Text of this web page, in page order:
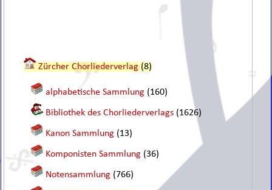
Zürcher Chorliederverlag (8)
alphabetische Sammlung (160)
Bibliothek des Chorliederverlags (1626)
Kanon Sammlung (13)
Komponisten Sammlung (36)
Notensammlung (766)